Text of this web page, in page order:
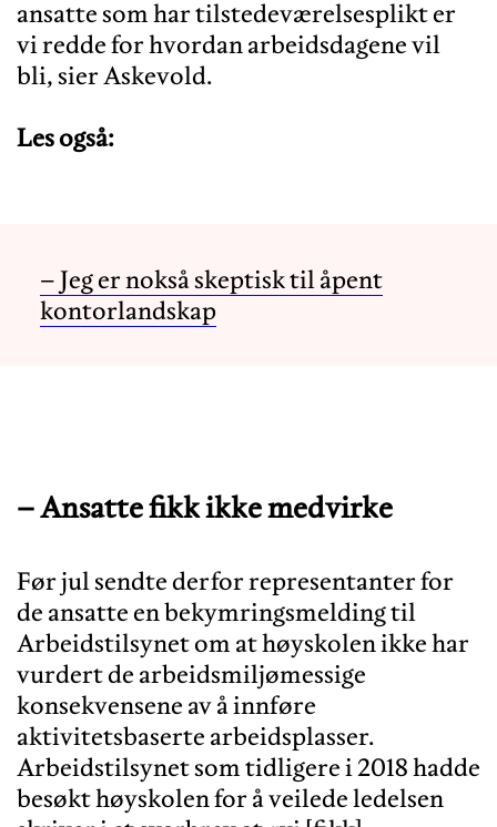
ansatte som har tilstedeværelsesplikt er
vi redde for hvordan arbeidsdagene vil
bli, sier Askevold.
Les også:
– Jeg er nokså skeptisk til åpent
kontorlandskap
– Ansatte fikk ikke medvirke
Før jul sendte derfor representanter for
de ansatte en bekymringsmelding til
Arbeidstilsynet om at høyskolen ikke har
vurdert de arbeidsmiljømessige
konsekvensene av å innføre
aktivitetsbaserte arbeidsplasser.
Arbeidstilsynet som tidligere i 2018 hadde
besøkt høyskolen for å veilede ledelsen